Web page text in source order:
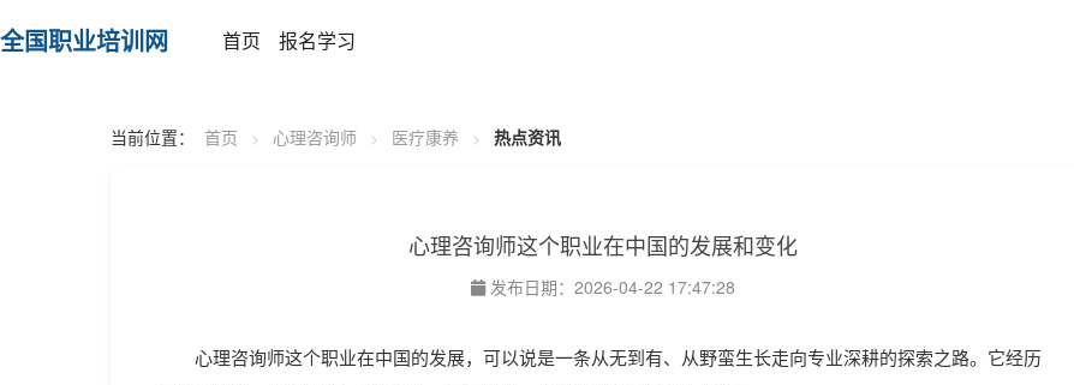
全国职业培训网 首页 报名学习
当前位置： 首页 > 心理咨询师 > 医疗康养 > 热点资讯
心理咨询师这个职业在中国的发展和变化
发布日期：2026-04-22 17:47:28
心理咨询师这个职业在中国的发展，可以说是一条从无到有、从野蛮生长走向专业深耕的探索之路。它经历